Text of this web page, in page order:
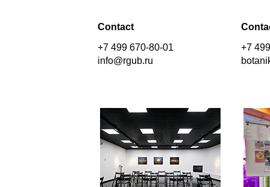
Contact
+7 499 670-80-01
info@rgub.ru
+7